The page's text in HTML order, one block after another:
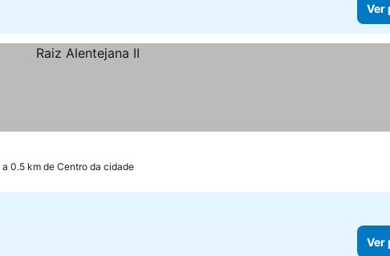
Ver
a 0.5 km de Centro da cidade
Ver